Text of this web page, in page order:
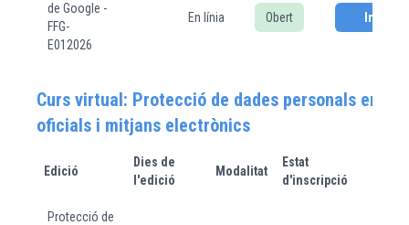
de Google -
FFG-
E012026
En línia Obert
Curs virtual: Protecció de dades personals en
oficials i mitjans electrònics
Edició
Dies de
l'edició
Modalitat
Estat
d'inscripció
Protecció de